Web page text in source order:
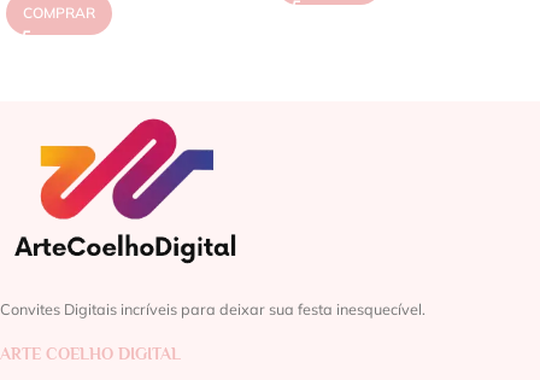
COMPRAR
Convites Digitais incríveis para deixar sua festa inesquecível.
ARTE COELHO DIGITAL